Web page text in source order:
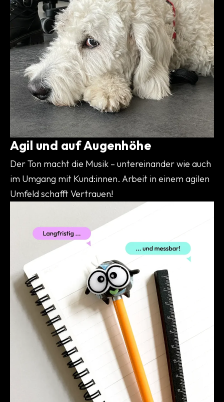
Agil und auf Augenhöhe
Der Ton macht die Musik – untereinander wie auch
im Umgang mit Kund:innen. Arbeit in einem agilen
Umfeld schafft Vertrauen!